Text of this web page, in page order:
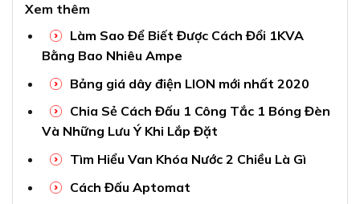
Xem thêm
Làm Sao Để Biết Được Cách Đổi 1KVA
Bằng Bao Nhiêu Ampe
Bảng giá dây điện LION mới nhất 2020
Chia Sẻ Cách Đấu 1 Công Tắc 1 Bóng Đèn
Và Những Lưu Ý Khi Lắp Đặt
Tìm Hiểu Van Khóa Nước 2 Chiều Là Gì
Cách Đấu Aptomat